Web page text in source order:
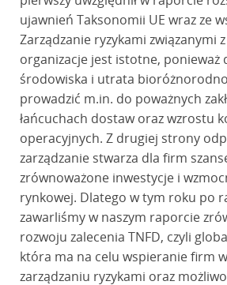
ujawnień Taksonomii UE wraz ze
Zarządzanie ryzykami związanymi
organizacje jest istotne, ponieważ
środowiska i utrata
prowadzić m.in. do poważnych
łańcuchach dostaw oraz wzrostu
operacyjnych. Z drugiej strony
zarządzanie stwarza dla firm
zrównoważone inwestycje i
rynkowej. Dlatego w tym roku po
zawarliśmy w naszym raporcie
rozwoju zalecenia TNFD, czyli
która ma na celu wspieranie firm
zarządzaniu ryzykami oraz